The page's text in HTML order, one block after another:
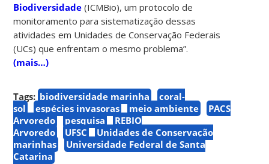
Biodiversidade (ICMBio), um protocolo de
monitoramento para sistematização dessas
atividades em Unidades de Conservação Federais
(UCs) que enfrentam o mesmo problema”.
(mais…)
Tags: biodiversidade marinha
coral-
sol
espécies invasoras meio ambiente
PACS
Arvoredo
pesquisa
REBIO
Arvoredo
UFSC
Unidades de Conservação
marinhas
Universidade Federal de Santa
Catarina